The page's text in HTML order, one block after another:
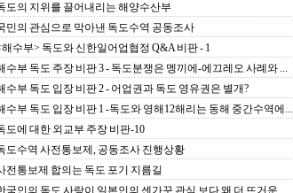
도의 지위를 끌어내리는 해양수산부
민의 관심으로 막아낸 독도수역 공동조사
수부> 독도와 신한일어업협정 Q&A 비판 - 1
수부 독도 주장 비판 3 - 독도분쟁은 멩끼에-에끄레오 사례와 ...
수부 독도 입장 비판 2 - 어업권과 독도 영유권은 별개?
수부 독도 입장 비판 1 -독도와 영해12해리는 동해 중간수역에...
도에 대한 외교부 주장 비판-10
도수역 사전통보제, 공동조사 진행상황
전통보제 합의는 독도 포기 지름길
국인의 독도 사랑이 일본인의 센가꾸 관심 보다 왜 더 뜨거운...